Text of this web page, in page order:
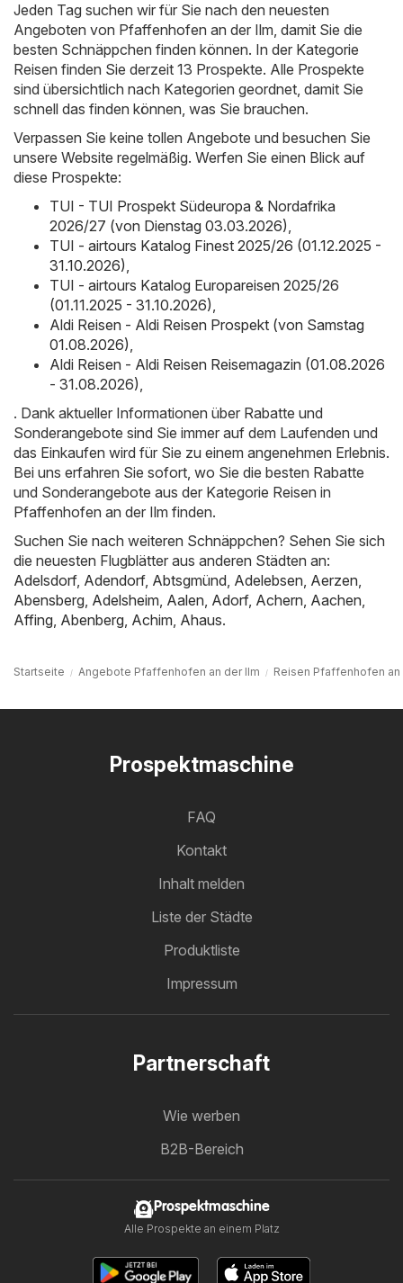
Jeden Tag suchen wir für Sie nach den neuesten
Angeboten von Pfaffenhofen an der Ilm, damit Sie die
besten Schnäppchen finden können. In der Kategorie
Reisen finden Sie derzeit 13 Prospekte. Alle Prospekte
sind übersichtlich nach Kategorien geordnet, damit Sie
schnell das finden können, was Sie brauchen.
Verpassen Sie keine tollen Angebote und besuchen Sie
unsere Website regelmäßig. Werfen Sie einen Blick auf
diese Prospekte:
TUI - TUI Prospekt Südeuropa & Nordafrika
2026/27 (von Dienstag 03.03.2026),
TUI - airtours Katalog Finest 2025/26 (01.12.2025 -
31.10.2026),
TUI - airtours Katalog Europareisen 2025/26
(01.11.2025 - 31.10.2026),
Aldi Reisen - Aldi Reisen Prospekt (von Samstag
01.08.2026),
Aldi Reisen - Aldi Reisen Reisemagazin (01.08.2026
- 31.08.2026),
. Dank aktueller Informationen über Rabatte und
Sonderangebote sind Sie immer auf dem Laufenden und
das Einkaufen wird für Sie zu einem angenehmen Erlebnis.
Bei uns erfahren Sie sofort, wo Sie die besten Rabatte
und Sonderangebote aus der Kategorie Reisen in
Pfaffenhofen an der Ilm finden.
Suchen Sie nach weiteren Schnäppchen? Sehen Sie sich
die neuesten Flugblätter aus anderen Städten an:
Adelsdorf, Adendorf, Abtsgmünd, Adelebsen, Aerzen,
Abensberg, Adelsheim, Aalen, Adorf, Achern, Aachen,
Affing, Abenberg, Achim, Ahaus.
Startseite Angebote Pfaffenhofen an der Ilm Reisen Pfaffenhofen an
Prospektmaschine
FAQ
Kontakt
Inhalt melden
Liste der Städte
Produktliste
Impressum
Partnerschaft
Wie werben
B2B-Bereich
Prospektmaschine
Alle Prospekte an einem Platz